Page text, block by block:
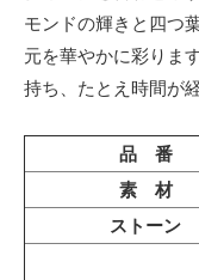
モンドの輝きと四つ
元を華やかに彩りま
持ち、たとえ時間が
品 番
素 材
ストーン